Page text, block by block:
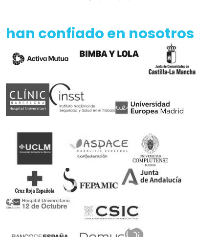
han confiado en nosotros